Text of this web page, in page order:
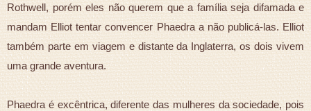
Rothwell, porém eles não querem que a família seja difamada e
mandam Elliot tentar convencer Phaedra a não publicá-las. Elliot
também parte em viagem e distante da Inglaterra, os dois vivem
uma grande aventura.
Phaedra é excêntrica, diferente das mulheres da sociedade, pois